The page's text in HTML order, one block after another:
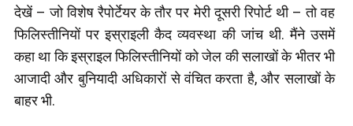
देखें – जो विशेष रैपोर्टेयर के तौर पर मेरी दूसरी रिपोर्ट थी – तो वह
फिलिस्तीनियों पर इस्राइली कैद व्यवस्था की जांच थी. मैंने उसमें
कहा था कि इस्राइल फिलिस्तीनियों को जेल की सलाखों के भीतर भी
आजादी और बुनियादी अधिकारों से वंचित करता है, और सलाखों के
बाहर भी.